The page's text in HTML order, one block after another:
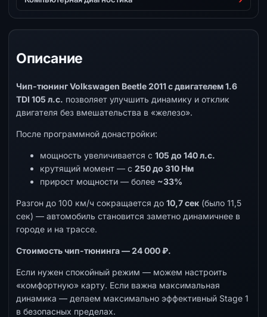
Описание
Чип-тюнинг Volkswagen Beetle 2011 с двигателем 1.6
TDI 105 л.с. позволяет улучшить динамику и отклик
двигателя без вмешательства в «железо».
После программной донастройки:
мощность увеличивается с 105 до 140 л.с.
крутящий момент — с 250 до 310 Нм
прирост мощности — более ~33%
Разгон до 100 км/ч сокращается до 10,7 сек (было 11,5
сек) — автомобиль становится заметно динамичнее в
городе и на трассе.
Стоимость чип-тюнинга — 24 000 ₽.
Если нужен спокойный режим — можем настроить
«комфортную» карту. Если важна максимальная
динамика — делаем максимально эффективный Stage 1
в безопасных пределах.